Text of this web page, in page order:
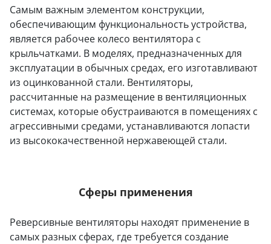
Самым важным элементом конструкции,
обеспечивающим функциональность устройства,
является рабочее колесо вентилятора с
крыльчатками. В моделях, предназначенных для
эксплуатации в обычных средах, его изготавливают
из оцинкованной стали. Вентиляторы,
рассчитанные на размещение в вентиляционных
системах, которые обустраиваются в помещениях с
агрессивными средами, устанавливаются лопасти
из высококачественной нержавеющей стали.
Сферы применения
Реверсивные вентиляторы находят применение в
самых разных сферах, где требуется создание